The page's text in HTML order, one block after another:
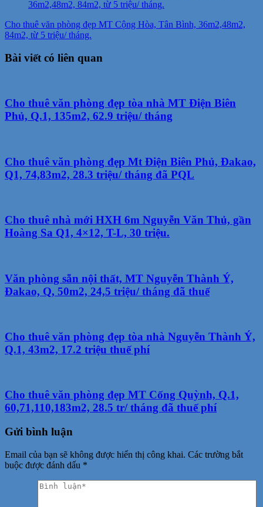
Cho thuê văn phòng đẹp MT Cộng Hòa, Tân Bình, 36m2,48m2,
84m2, từ 5 triệu/ tháng.
Bài viết có liên quan
Cho thuê văn phòng đẹp tòa nhà MT Điện Biên
Phủ, Q.1, 135m2, 62.9 triệu/ tháng
Cho thuê văn phòng đẹp Mt Điện Biên Phủ, Đakao,
Q1, 74,83m2, 28.3 triệu/ tháng đã PQL
Cho thuê nhà mới HXH 6m Nguyễn Văn Thủ, gần
Hoàng Sa Q1, 4×12, T-L, 30 triệu.
Văn phòng sẵn nội thất, MT Nguyễn Thành Ý,
Đakao, Q, 50m2, 24,5 triệu/ tháng đã thuế
Cho thuê văn phòng đẹp tòa nhà Nguyễn Thành Ý,
Q.1, 43m2, 17.2 triệu thuế phí
Cho thuê văn phòng đẹp MT Cống Quỳnh, Q.1,
60,71,110,183m2, 28.5 tr/ tháng đã thuế phí
Gửi bình luận
Email của bạn sẽ không được hiển thị công khai. Các trường bắt
buộc được đánh dấu *